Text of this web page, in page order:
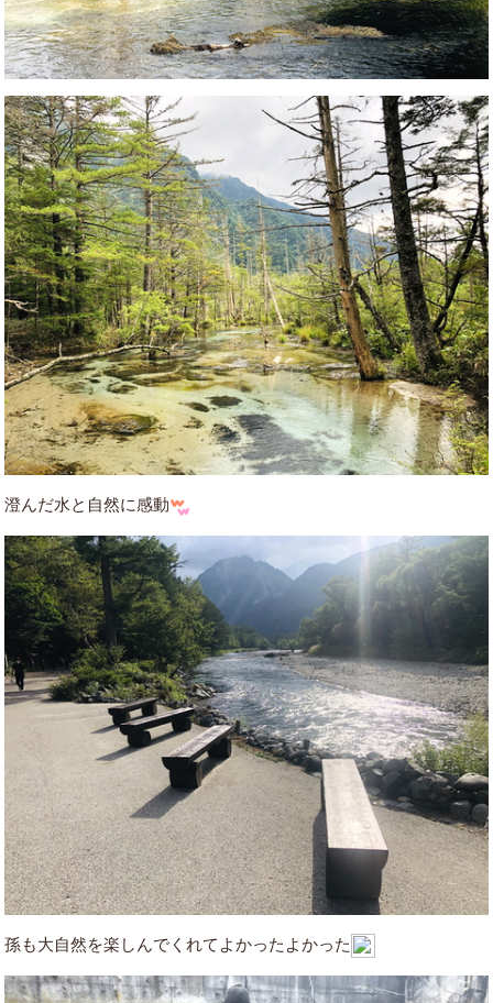
澄んだ水と自然に感動
孫も大自然を楽しんでくれて よかったよかった